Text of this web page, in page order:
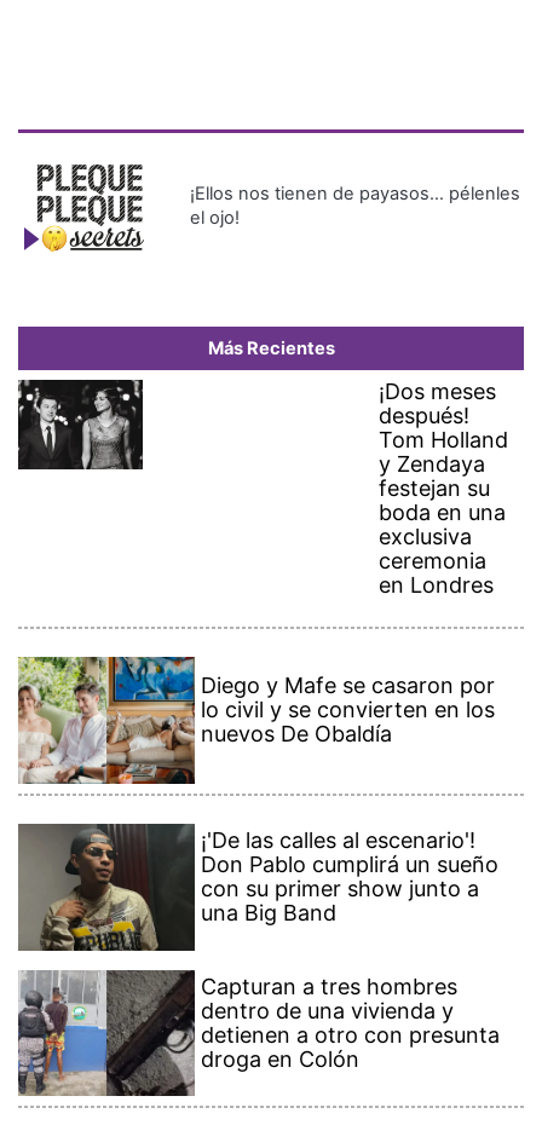
¡Ellos nos tienen de payasos… pélenles
el ojo!
Más Recientes
¡Dos meses
después!
Tom Holland
y Zendaya
festejan su
boda en una
exclusiva
ceremonia
en Londres
Diego y Mafe se casaron por
lo civil y se convierten en los
nuevos De Obaldía
¡'De las calles al escenario'!
Don Pablo cumplirá un sueño
con su primer show junto a
una Big Band
Capturan a tres hombres
dentro de una vivienda y
detienen a otro con presunta
droga en Colón